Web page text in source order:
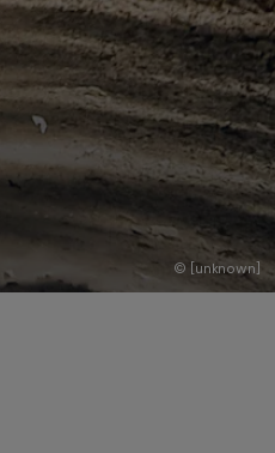
© [unknown]